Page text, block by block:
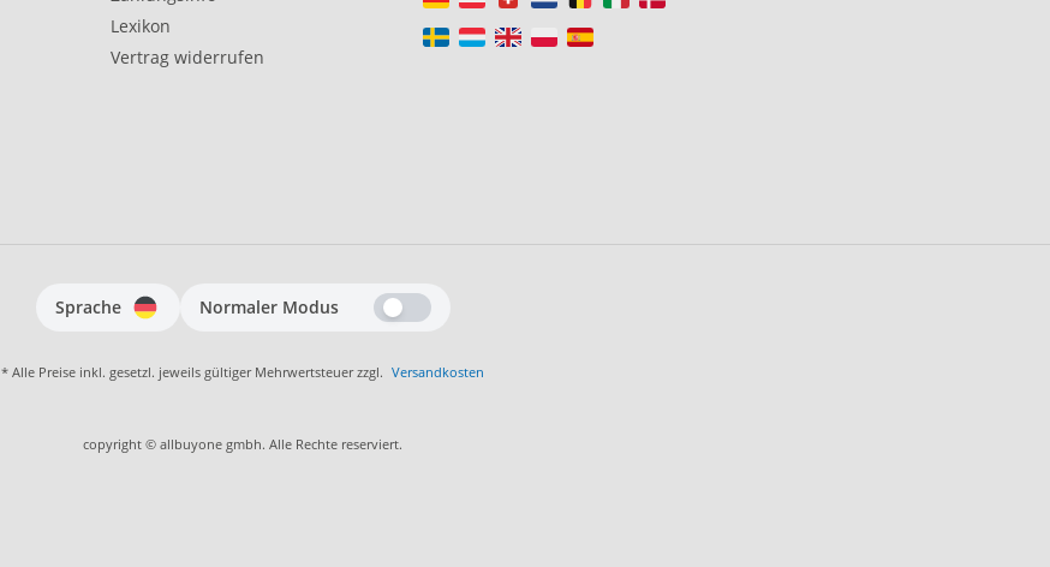
Lexikon
Vertrag widerrufen
Sprache Normaler Modus
* Alle Preise inkl. gesetzl. jeweils gültiger Mehrwertsteuer zzgl. Versandkosten
copyright © allbuyone gmbh. Alle Rechte reserviert.